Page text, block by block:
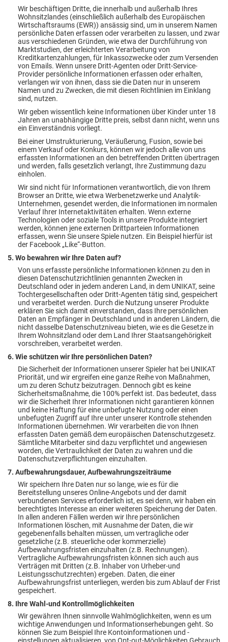
Wir beschäftigen Dritte, die innerhalb und außerhalb Ihres
Wohnsitzlandes (einschließlich außerhalb des Europäischen
Wirtschaftsraums (EWR)) ansässig sind, um in unserem Namen
persönliche Daten erfassen oder verarbeiten zu lassen, und zwar
aus verschiedenen Gründen, wie etwa der Durchführung von
Marktstudien, der erleichterten Verarbeitung von
Kreditkartenzahlungen, für Inkassozwecke oder zum Versenden
von Emails. Wenn unsere Dritt-Agenten oder Dritt-Service-
Provider persönliche Informationen erfassen oder erhalten,
verlangen wir von ihnen, dass sie die Daten nur in unserem
Namen und zu Zwecken, die mit diesen Richtlinien im Einklang
sind, nutzen.
Wir geben wissentlich keine Informationen über Kinder unter 18
Jahren an unabhängige Dritte preis, selbst dann nicht, wenn uns
ein Einverständnis vorliegt.
Bei einer Umstrukturierung, Veräußerung, Fusion, sowie bei
einem Verkauf oder Konkurs, können wir jedoch alle von uns
erfassten Informationen an den betreffenden Dritten übertragen
und werden, falls gesetzlich verlangt, Ihre Zustimmung dazu
einholen.
Wir sind nicht für Informationen verantwortlich, die von Ihrem
Browser an Dritte, wie etwa Werbenetzwerke und Analytik-
Unternehmen, gesendet werden, die Informationen im normalen
Verlauf Ihrer Internetaktivitäten erhalten. Wenn externe
Technologien oder soziale Tools in unsere Produkte integriert
werden, können jene externen Drittparteien Informationen
erfassen, wenn Sie unsere Spiele nutzen. Ein Beispiel hierfür ist
der Facebook „Like“-Button.
5. Wo bewahren wir Ihre Daten auf?
Von uns erfasste persönliche Informationen können zu den in
diesen Datenschutzrichtlinien genannten Zwecken in
Deutschland oder in jedem anderen Land, in dem UNIKAT, seine
Tochtergesellschaften oder Dritt-Agenten tätig sind, gespeichert
und verarbeitet werden. Durch die Nutzung unserer Produkte
erklären Sie sich damit einverstanden, dass Ihre persönlichen
Daten an Empfänger in Deutschland und in anderen Ländern, die
nicht dasselbe Datenschutzniveau bieten, wie es die Gesetze in
Ihrem Wohnsitzland oder dem Land Ihrer Staatsangehörigkeit
vorschreiben, verarbeitet werden.
6. Wie schützen wir Ihre persönlichen Daten?
Die Sicherheit der Informationen unserer Spieler hat bei UNIKAT
Priorität, und wir ergreifen eine ganze Reihe von Maßnahmen,
um zu deren Schutz beizutragen. Dennoch gibt es keine
Sicherheitsmaßnahme, die 100% perfekt ist. Das bedeutet, dass
wir die Sicherheit Ihrer Informationen nicht garantieren können
und keine Haftung für eine unbefugte Nutzung oder einen
unbefugten Zugriff auf Ihre unter unserer Kontrolle stehenden
Informationen übernehmen. Wir verarbeiten die von Ihnen
erfassten Daten gemäß dem europäischen Datenschutzgesetz.
Sämtliche Mitarbeiter sind dazu verpflichtet und angewiesen
worden, die Vertraulichkeit der Daten zu wahren und die
Datenschutzverpflichtungen einzuhalten.
7. Aufbewahrungsdauer, Aufbewahrungszeiträume
Wir speichern Ihre Daten nur so lange, wie es für die
Bereitstellung unseres Online-Angebots und der damit
verbundenen Services erforderlich ist, es sei denn, wir haben ein
berechtigtes Interesse an einer weiteren Speicherung der Daten.
In allen anderen Fällen werden wir Ihre persönlichen
Informationen löschen, mit Ausnahme der Daten, die wir
gegebenenfalls behalten müssen, um vertragliche oder
gesetzliche (z.B. steuerliche oder kommerzielle)
Aufbewahrungsfristen einzuhalten (z.B. Rechnungen).
Vertragliche Aufbewahrungsfristen können sich auch aus
Verträgen mit Dritten (z.B. Inhaber von Urheber-und
Leistungsschutzrechten) ergeben. Daten, die einer
Aufbewahrungsfrist unterliegen, werden bis zum Ablauf der Frist
gespeichert.
8. Ihre Wahl-und Kontrollmöglichkeiten
Wir gewähren Ihnen sinnvolle Wahlmöglichkeiten, wenn es um
wichtige Anwendungen und Informationserhebungen geht. So
können Sie zum Beispiel Ihre Kontoinformationen und -